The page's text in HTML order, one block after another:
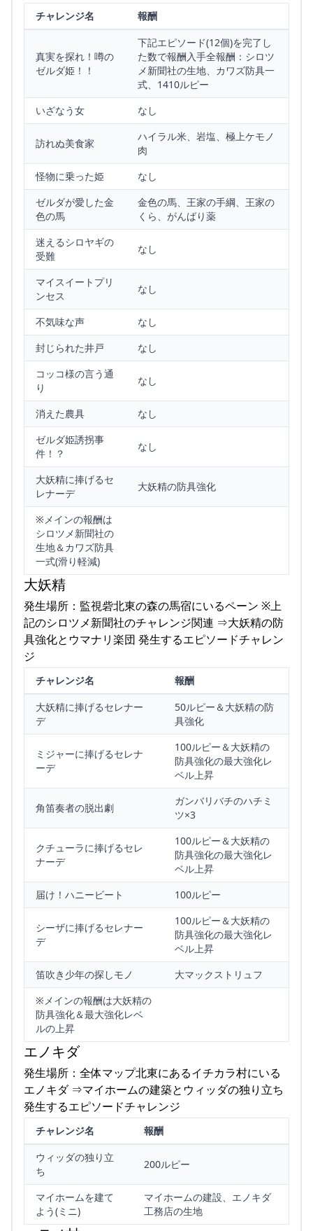
チャレンジ名 報酬
真実を探れ！噂の
ゼルダ姫！！
下記エピソード(12個)を完了し
た数で報酬入手全報酬：シロツ
メ新聞社の生地、カワズ防具一
式、1410ルピー
いざなう女
なし
訪れぬ美食家
ハイラル米、岩塩、極上ケモノ
肉
怪物に乗った姫
なし
ゼルダが愛した金
色の馬
金色の馬、王家の手綱、王家の
くら、がんばり薬
迷えるシロヤギの
受難
なし
マイスイートプリ
ンセス
なし
不気味な声
なし
封じられた井戸
なし
コッコ様の言う通
り
なし
消えた農具
なし
ゼルダ姫誘拐事
件！？
なし
大妖精に捧げるセ
レナーデ
大妖精の防具強化
※メインの報酬は
シロツメ新聞社の
生地＆カワズ防具
一式(滑り軽減)
大妖精
発生場所：監視砦北東の森の馬宿にいるペーン ※上
記のシロツメ新聞社のチャレンジ関連 ⇒大妖精の防
具強化とウマナリ楽団 発生するエピソードチャレン
ジ
チャレンジ名
報酬
大妖精に捧げるセレナー
デ
50ルピー＆大妖精の防
具強化
ミジャーに捧げるセレナ
ーデ
100ルピー＆大妖精の
防具強化の最大強化レ
ベル上昇
角笛奏者の脱出劇
ガンバリバチのハチミ
ツ×3
クチューラに捧げるセレ
ナーデ
100ルピー＆大妖精の
防具強化の最大強化レ
ベル上昇
届け！ハニービート
100ルピー
シーザに捧げるセレナー
デ
100ルピー＆大妖精の
防具強化の最大強化レ
ベル上昇
笛吹き少年の探しモノ
大マックストリュフ
※メインの報酬は大妖精の
防具強化＆最大強化レベ
ルの上昇
エノキダ
発生場所：全体マップ北東にあるイチカラ村にいる
エノキダ ⇒マイホームの建築とウィッダの独り立ち
発生するエピソードチャレンジ
チャレンジ名
報酬
ウィッダの独り立
ち
200ルピー
マイホームを建て
よう(ミニ)
マイホームの建設、エノキダ
工務店の生地